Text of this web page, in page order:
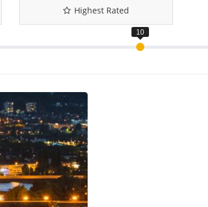
Highest Rated